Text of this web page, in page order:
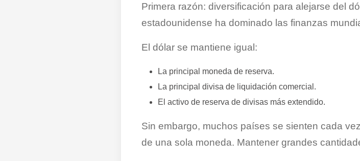
Primera razón: diversificación para alejarse del
estadounidense ha dominado las finanzas
El dólar se mantiene igual:
La principal moneda de reserva.
La principal divisa de liquidación comercial.
El activo de reserva de divisas más extendido.
Sin embargo, muchos países se sienten cada
de una sola moneda. Mantener grandes